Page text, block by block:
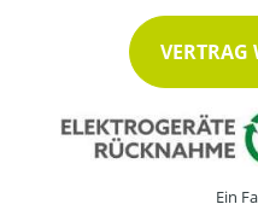
VERTRAG
Ein